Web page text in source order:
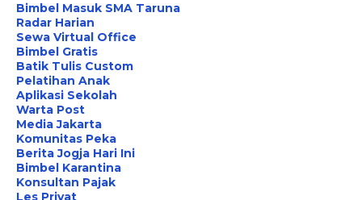
Bimbel Masuk SMA Taruna
Radar Harian
Sewa Virtual Office
Bimbel Gratis
Batik Tulis Custom
Pelatihan Anak
Aplikasi Sekolah
Warta Post
Media Jakarta
Komunitas Peka
Berita Jogja Hari Ini
Bimbel Karantina
Konsultan Pajak
Les Privat